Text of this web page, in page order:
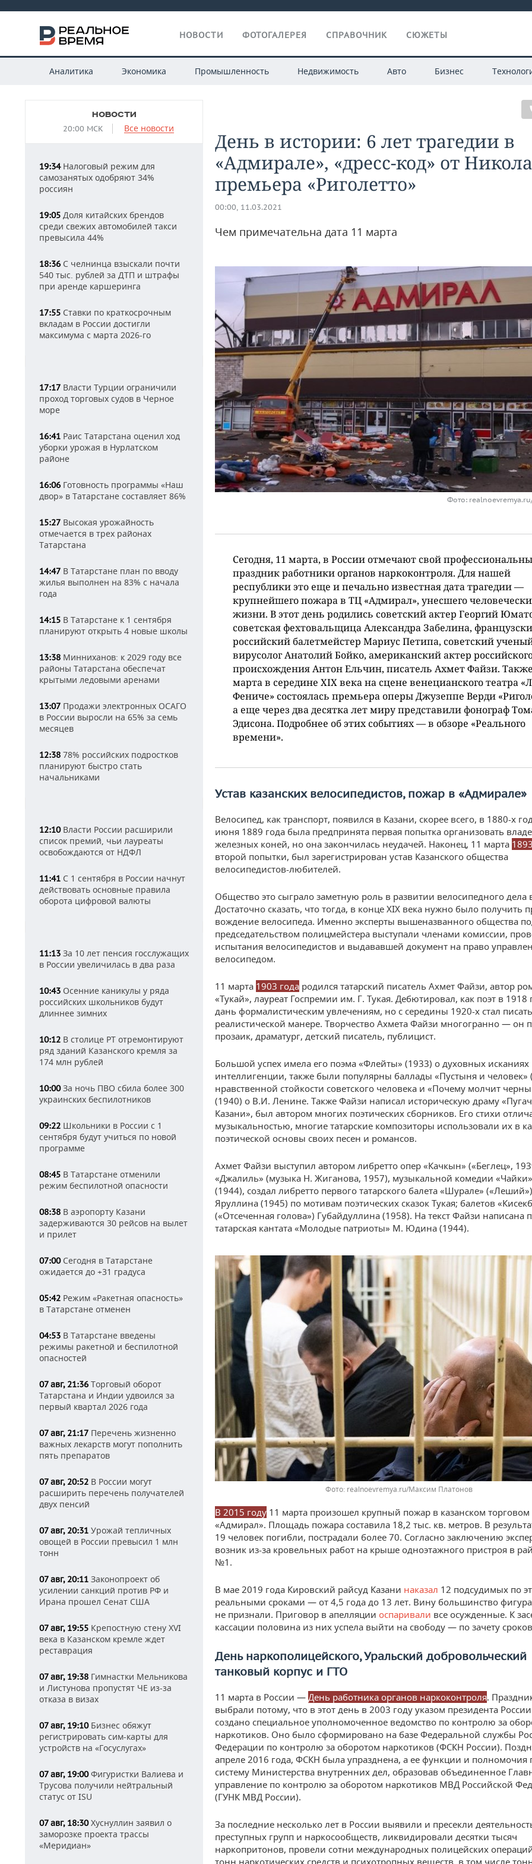
НОВОСТИ ФОТОГАЛЕРЕЯ СПРАВОЧНИК СЮЖЕТЫ
Аналитика Экономика Промышленность Недвижимость Авто Бизнес
НОВОСТИ
20:00 МСК Все новости
19:34Налоговый режим для
самозанятых одобряют 34%
россиян
19:05 Доля китайских брендов
среди свежих автомобилей такси
превысила 44%
18:36 С челнинца взыскали почти
540 тыс. рублей за ДТП и штрафы
при аренде каршеринга
17:55 Ставки по краткосрочным
вкладам в России достигли
максимума с марта 2026-го
17:17 Власти Турции ограничили
проход торговых судов в Черное
море
16:41 Раис Татарстана оценил ход
уборки урожая в Нурлатском
районе
16:06 Готовность программы «Наш
двор» в Татарстане составляет 86%
15:27 Высокая урожайность
отмечается в трех районах
Татарстана
14:47 В Татарстане план по вводу
жилья выполнен на 83% с начала
года
14:15 В Татарстане к 1 сентября
планируют открыть 4 новые школы
13:38 Минниханов: к 2029 году все
районы Татарстана обеспечат
крытыми ледовыми аренами
13:07 Продажи электронных ОСАГО
в России выросли на 65% за семь
месяцев
12:38 78% российских подростков
планируют быстро стать
начальниками
12:10Власти России расширили
список премий, чьи лауреаты
освобождаются от НДФЛ
11:41 С 1 сентября в России начнут
действовать основные правила
оборота цифровой валюты
11:13 За 10 лет пенсия госслужащих
в России увеличилась в два раза
10:43 Осенние каникулы у ряда
российских школьников будут
длиннее зимних
10:12 В столице РТ отремонтируют
ряд зданий Казанского кремля за
174 млн рублей
10:00За ночь ПВО сбила более 300
украинских беспилотников
09:22 Школьники в России с 1
сентября будут учиться по новой
программе
08:45 В Татарстане отменили
режим беспилотной опасности
08:38 В аэропорту Казани
задерживаются 30 рейсов на вылет
и прилет
07:00Сегодня в Татарстане
ожидается до +31 градуса
05:42 Режим «Ракетная опасность»
в Татарстане отменен
04:53 В Татарстане введены
режимы ракетной и беспилотной
опасностей
07 авг, 21:36 Торговый оборот
Татарстана и Индии удвоился за
первый квартал 2026 года
07 авг, 21:17 Перечень жизненно
важных лекарств могут пополнить
пять препаратов
07 авг, 20:52 В России могут
расширить перечень получателей
двух пенсий
07 авг, 20:31 Урожай тепличных
овощей в России превысил 1 млн
тонн
07 авг, 20:11 Законопроект об
усилении санкций против РФ и
Ирана прошел Сенат США
07 авг, 19:55 Крепостную стену XVI
века в Казанском кремле ждет
реставрация
07 авг, 19:38 Гимнастки Мельникова
и Листунова пропустят ЧЕ из-за
отказа в визах
07 авг, 19:10Бизнес обяжут
регистрировать сим-карты для
устройств на «Госуслугах»
07 авг, 19:00Фигуристки Валиева и
Трусова получили нейтральный
статус от ISU
07 авг, 18:30Хуснуллин заявил о
заморозке проекта трассы
«Меридиан»
День в истории: 6 лет трагедии в
«Адмирале», «дресс-код» от
премьера «Риголетто»
00:00, 11.03.2021
Чем примечательна дата 11 марта
Фото:
Сегодня, 11 марта, в России отмечают свой
праздник работники органов наркоконтроля. Для нашей
республики это еще и печально известная дата трагедии —
крупнейшего пожара в ТЦ «Адмирал», унесшего
жизни. В этот день родились советский актер Георгий
советская фехтовальщица Александра Забелина,
российский балетмейстер Мариус Петипа, советский
вирусолог Анатолий Бойко, американский актер
происхождения Антон Ельчин, писатель Ахмет Файзи.
марта в середине XIX века на сцене венецианского театра
Фениче» состоялась премьера оперы Джузеппе Верди
а еще через два десятка лет миру представили фонограф
Эдисона. Подробнее об этих событиях — в обзоре «Реального
времени».
Устав казанских велосипедистов, пожар в «Адмирале»
Велосипед, как транспорт, появился в Казани, скорее всего, в 1880-х
июня 1889 года была предпринята первая попытка организовать
железных коней, но она закончилась неудачей. Наконец, 11 марта
второй попытки, был зарегистрирован устав Казанского общества
велосипедистов-любителей.
Общество это сыграло заметную роль в развитии велосипедного дела
Достаточно сказать, что тогда, в конце XIX века нужно было получить
вождение велосипеда. Именно эксперты вышеназванного общества
председательством полицмейстера выступали членами комиссии,
испытания велосипедистов и выдававшей документ на право
велосипедом.
11 марта 1903 года родился татарский писатель Ахмет Файзи, автор
«Тукай», лауреат Госпремии им. Г. Тукая. Дебютировал, как поэт в 1918
дань формалистическим увлечениям, но с середины 1920-х стал
реалистической манере. Творчество Ахмета Файзи многогранно — он
прозаик, драматург, детский писатель, публицист.
Большой успех имела его поэма «Флейты» (1933) о духовных исканиях
интеллигенции, также были популярны баллады «Пустыня и человек»
нравственной стойкости советского человека и «Почему молчит
(1940) о В.И. Ленине. Также Файзи написал историческую драму
Казани», был автором многих поэтических сборников. Его стихи
музыкальностью, многие татарские композиторы использовали их в
поэтической основы своих песен и романсов.
Ахмет Файзи выступил автором либретто опер «Качкын» («Беглец»,
«Джалиль» (музыка Н. Жиганова, 1957), музыкальной комедии
(1944), создал либретто первого татарского балета «Шурале»
Яруллина (1945) по мотивам поэтических сказок Тукая; балетов
(«Отсеченная голова») Губайдуллина (1958). На текст Файзи написана
татарская кантата «Молодые патриоты» М. Юдина (1944).
realnoevremya.ru/Максим Платонов
В 2015 году 11 марта произошел крупный пожар в казанском торговом
«Адмирал». Площадь пожара составила 18,2 тыс. кв. метров. В
19 человек погибли, пострадали более 70. Согласно заключению
возник из-за кровельных работ на крыше одноэтажного пристроя в
№1.
В мае 2019 года Кировский райсуд Казани наказал 12 подсудимых по
реальными сроками — от 4,5 года до 13 лет. Вину большинство
не признали. Приговор в апелляции оспаривали все осужденные. К
кассации половина из них успела выйти на свободу — по зачету
День наркополицейского, Уральский добровольческий
танковый корпус и ГТО
11 марта в России — День работника органов наркоконтроля.
выбрали потому, что в этот день в 2003 году указом президента
создано специальное уполномоченное ведомство по контролю за
наркотиков. Оно было сформировано на базе Федеральной службы
Федерации по контролю за оборотом наркотиков (ФСКН России).
апреле 2016 года, ФСКН была упразднена, а ее функции и полномочия
систему Министерства внутренних дел, образовав объединенное
управление по контролю за оборотом наркотиков МВД Российской
(ГУНК МВД России).
За последние несколько лет в России выявили и пресекли
преступных групп и наркосообществ, ликвидировали десятки тысяч
наркопритонов, провели сотни международных полицейских